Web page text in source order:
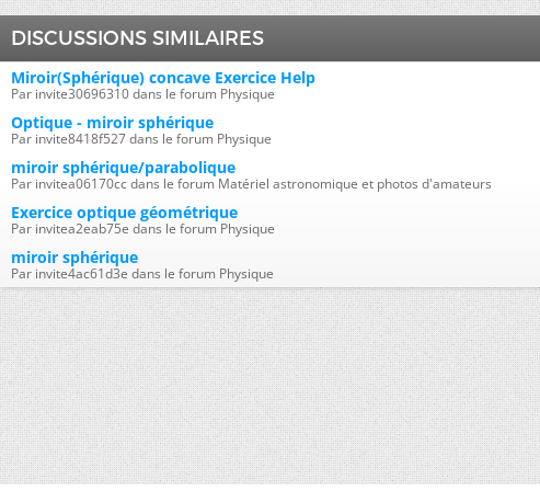
DISCUSSIONS SIMILAIRES
Miroir(Sphérique) concave Exercice Help
Par invite30696310 dans le forum Physique
Optique - miroir sphérique
Par invite8418f527 dans le forum Physique
miroir sphérique/parabolique
Par invitea06170cc dans le forum Matériel astronomique et photos d'amateurs
Exercice optique géométrique
Par invitea2eab75e dans le forum Physique
miroir sphérique
Par invite4ac61d3e dans le forum Physique